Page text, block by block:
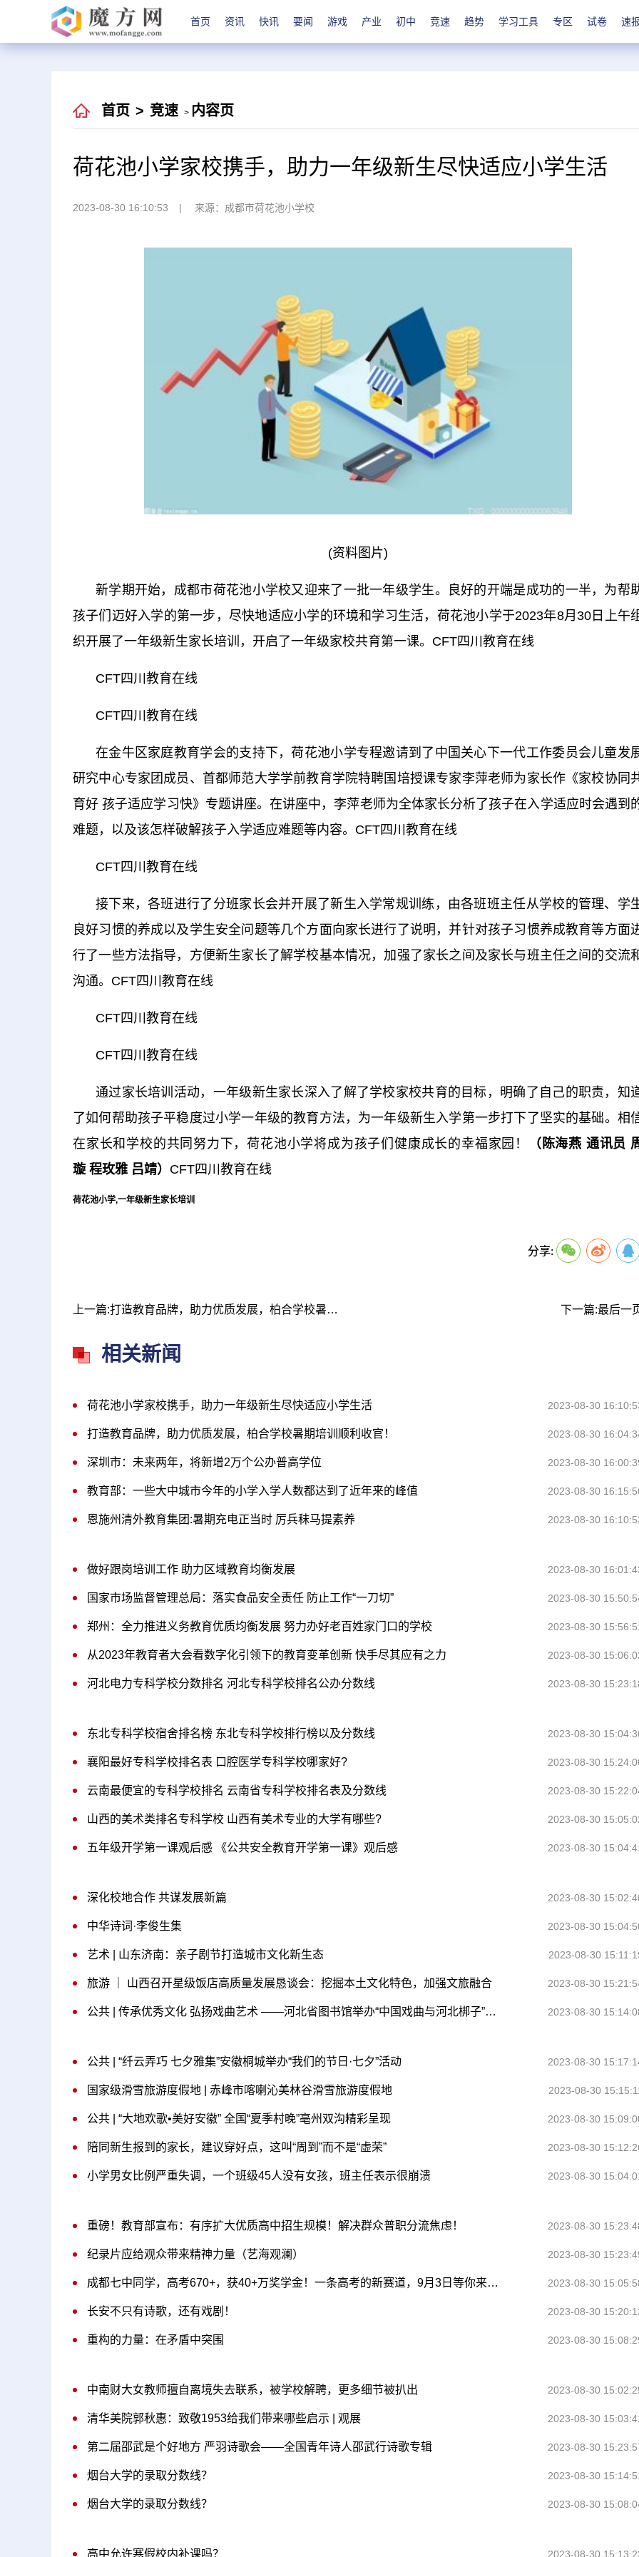
首页 资讯 快讯 要闻 游戏 产业 初中 竞速 趋势 学习工具 专区 试卷 速
首页 > 竞速 > 内容页
荷花池小学家校携手，助力一年级新生尽快适应小学生活
2023-08-30 16:10:53 来源：成都市荷花池小学校
(资料图片)
新学期开始，成都市荷花池小学校又迎来了一批一年级学生。良好的开端是成功的一半，为帮
孩子们迈好入学的第一步，尽快地适应小学的环境和学习生活，荷花池小学于2023年8月30日上午
织开展了一年级新生家长培训，开启了一年级家校共育第一课。CFT四川教育在线
CFT四川教育在线
CFT四川教育在线
在金牛区家庭教育学会的支持下，荷花池小学专程邀请到了中国关心下一代工作委员会儿童发
研究中心专家团成员、首都师范大学学前教育学院特聘国培授课专家李萍老师为家长作《家校协同
育好 孩子适应学习快》专题讲座。在讲座中，李萍老师为全体家长分析了孩子在入学适应时会遇到
难题，以及该怎样破解孩子入学适应难题等内容。CFT四川教育在线
CFT四川教育在线
接下来，各班进行了分班家长会并开展了新生入学常规训练，由各班班主任从学校的管理、学
良好习惯的养成以及学生安全问题等几个方面向家长进行了说明，并针对孩子习惯养成教育等方面
行了一些方法指导，方便新生家长了解学校基本情况，加强了家长之间及家长与班主任之间的交流
沟通。CFT四川教育在线
CFT四川教育在线
CFT四川教育在线
通过家长培训活动，一年级新生家长深入了解了学校家校共育的目标，明确了自己的职责，知
了如何帮助孩子平稳度过小学一年级的教育方法，为一年级新生入学第一步打下了坚实的基础。相
在家长和学校的共同努力下，荷花池小学将成为孩子们健康成长的幸福家园！
（ 陈海燕 通讯员
璇 程玫雅 吕靖） CFT四川教育在线
荷花池小学,一年级新生家长培训
分享:
上一篇:打造教育品牌，助力优质发展，柏合学校暑期培训顺利收官！ 下一篇:最后一
相关新闻
荷花池小学家校携手，助力一年级新生尽快适应小学生活 2023-08-30
打造教育品牌，助力优质发展，柏合学校暑期培训顺利收官！ 2023-08-30
深圳市：未来两年，将新增2万个公办普高学位 2023-08-30
教育部：一些大中城市今年的小学入学人数都达到了近年来的峰值 2023-08-30
恩施州清外教育集团:暑期充电正当时 厉兵秣马提素养 2023-08-30
做好跟岗培训工作 助力区域教育均衡发展 2023-08-30
国家市场监督管理总局：落实食品安全责任 防止工作“一刀切” 2023-08-30
郑州：全力推进义务教育优质均衡发展 努力办好老百姓家门口的学校 2023-08-30
从2023年教育者大会看数字化引领下的教育变革创新 快手尽其应有之力 2023-08-30
河北电力专科学校分数排名 河北专科学校排名公办分数线 2023-08-30
东北专科学校宿舍排名榜 东北专科学校排行榜以及分数线 2023-08-30
襄阳最好专科学校排名表 口腔医学专科学校哪家好? 2023-08-30
云南最便宜的专科学校排名 云南省专科学校排名表及分数线 2023-08-30
山西的美术类排名专科学校 山西有美术专业的大学有哪些? 2023-08-30
五年级开学第一课观后感 《公共安全教育开学第一课》观后感 2023-08-30
深化校地合作 共谋发展新篇 2023-08-30
中华诗词·李俊生集 2023-08-30
艺术 | 山东济南：亲子剧节打造城市文化新生态 2023-08-30
旅游 ｜ 山西召开星级饭店高质量发展恳谈会：挖掘本土文化特色，加强文旅融合 2023-08-30
公共 | 传承优秀文化 弘扬戏曲艺术 ——河北省图书馆举办“中国戏曲与河北梆子”专题讲座 2023-08-30
公共 | “纤云弄巧 七夕雅集”安徽桐城举办“我们的节日·七夕”活动 2023-08-30
国家级滑雪旅游度假地 | 赤峰市喀喇沁美林谷滑雪旅游度假地 2023-08-30
公共 | “大地欢歌•美好安徽” 全国“夏季村晚”亳州双沟精彩呈现 2023-08-30
陪同新生报到的家长，建议穿好点，这叫“周到”而不是“虚荣” 2023-08-30
小学男女比例严重失调，一个班级45人没有女孩，班主任表示很崩溃 2023-08-30
重磅！教育部宣布：有序扩大优质高中招生规模！解决群众普职分流焦虑！ 2023-08-30
纪录片应给观众带来精神力量（艺海观澜） 2023-08-30
成都七中同学，高考670+，获40+万奖学金！一条高考的新赛道，9月3日等你来咨询 2023-08-30
长安不只有诗歌，还有戏剧！ 2023-08-30
重构的力量：在矛盾中突围 2023-08-30
中南财大女教师擅自离境失去联系，被学校解聘，更多细节被扒出 2023-08-30
清华美院郭秋惠：致敬1953给我们带来哪些启示 | 观展 2023-08-30
第二届邵武是个好地方 严羽诗歌会——全国青年诗人邵武行诗歌专辑 2023-08-30
烟台大学的录取分数线？ 2023-08-30
烟台大学的录取分数线？ 2023-08-30
高中允许寒假校内补课吗？ 2023-08-30